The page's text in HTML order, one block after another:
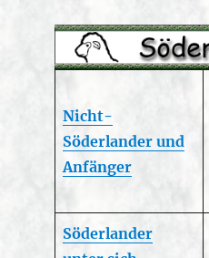
Nicht-
Söderlander und
Anfänger
Söderlander